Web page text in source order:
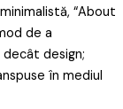
“About
de a
design;
în mediul